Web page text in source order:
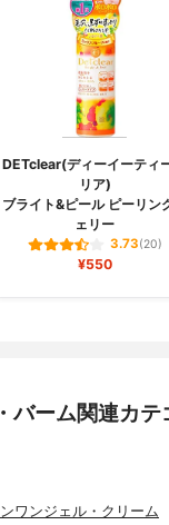
DETclear(ディーイーティ
リア)
ブライト&ピール ピーリン
ェリー
3.73(20)
¥550
バーム関連カ
ワンジェル・クリーム